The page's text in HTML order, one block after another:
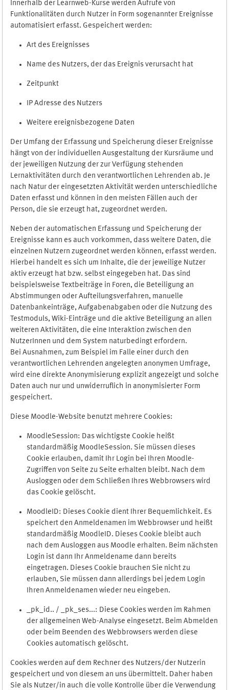
Innerhalb der Learnweb-Kurse werden Aufrufe von
Funktionalitäten durch Nutzer in Form sogenannter Ereignisse
automatisiert erfasst. Gespeichert werden:
Art des Ereignisses
Name des Nutzers, der das Ereignis verursacht hat
Zeitpunkt
IP Adresse des Nutzers
Weitere ereignisbezogene Daten
Der Umfang der Erfassung und Speicherung dieser Ereignisse
hängt von der individuellen Ausgestaltung der Kursräume und
der jeweiligen Nutzung der zur Verfügung stehenden
Lernaktivitäten durch den verantwortlichen Lehrenden ab. Je
nach Natur der eingesetzten Aktivität werden unterschiedliche
Daten erfasst und können in den meisten Fällen auch der
Person, die sie erzeugt hat, zugeordnet werden.
Neben der automatischen Erfassung und Speicherung der
Ereignisse kann es auch vorkommen, dass weitere Daten, die
einzelnen Nutzern zugeordnet werden können, erfasst werden.
Hierbei handelt es sich um Inhalte, die der jeweilige Nutzer
aktiv erzeugt hat bzw. selbst eingegeben hat. Das sind
beispielsweise Textbeiträge in Foren, die Beteiligung an
Abstimmungen oder Aufteilungsverfahren, manuelle
Datenbankeinträge, Aufgabenabgaben oder die Nutzung des
Testmoduls, Wiki-Einträge und die aktive Beteiligung an allen
weiteren Aktivitäten, die eine Interaktion zwischen den
NutzerInnen und dem System naturbedingt erfordern.
Bei Ausnahmen, zum Beispiel im Falle einer durch den
verantwortlichen Lehrenden angelegten anonymen Umfrage,
wird eine direkte Anonymisierung explizit angezeigt und solche
Daten auch nur und unwiderruflich in anonymisierter Form
gespeichert.
Diese Moodle-Website benutzt mehrere Cookies:
MoodleSession: Das wichtigste Cookie heißt
standardmäßig MoodleSession. Sie müssen dieses
Cookie erlauben, damit Ihr Login bei Ihren Moodle-
Zugriffen von Seite zu Seite erhalten bleibt. Nach dem
Ausloggen oder dem Schließen Ihres Webbrowsers wird
das Cookie gelöscht.
MoodleID: Dieses Cookie dient Ihrer Bequemlichkeit. Es
speichert den Anmeldenamen im Webbrowser und heißt
standardmäßig MoodleID. Dieses Cookie bleibt auch
nach dem Ausloggen aus Moodle erhalten. Beim nächsten
Login ist dann Ihr Anmeldename dann bereits
eingetragen. Dieses Cookie brauchen Sie nicht zu
erlauben, Sie müssen dann allerdings bei jedem Login
Ihren Anmeldenamen wieder neu eingeben.
_pk_id.. / _pk_ses...: Diese Cookies werden im Rahmen
der allgemeinen Web-Analyse eingesetzt. Beim Abmelden
oder beim Beenden des Webbrowsers werden diese
Cookies automatisch gelöscht.
Cookies werden auf dem Rechner des Nutzers/der Nutzerin
gespeichert und von diesem an uns übermittelt. Daher haben
Sie als Nutzer/in auch die volle Kontrolle über die Verwendung